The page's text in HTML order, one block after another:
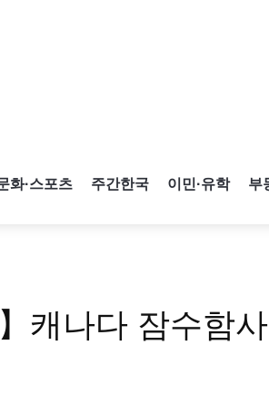
화·스포츠 주간한국 이민·유학 부
】캐나다 잠수함